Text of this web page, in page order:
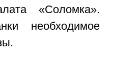
«Соломка».
необходимое